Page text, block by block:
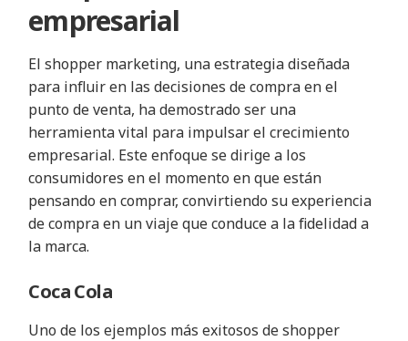
empresarial
El shopper marketing, una estrategia diseñada
para influir en las decisiones de compra en el
punto de venta, ha demostrado ser una
herramienta vital para impulsar el crecimiento
empresarial. Este enfoque se dirige a los
consumidores en el momento en que están
pensando en comprar, convirtiendo su experiencia
de compra en un viaje que conduce a la fidelidad a
la marca.
Coca Cola
Uno de los ejemplos más exitosos de shopper